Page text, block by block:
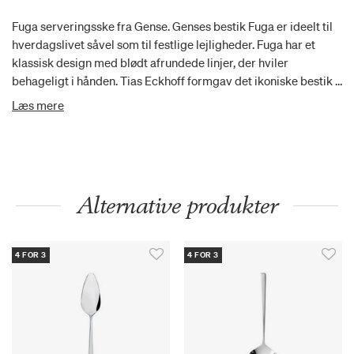
Fuga serveringsske fra Gense. Genses bestik Fuga er ideelt til
hverdagslivet såvel som til festlige lejligheder. Fuga har et
klassisk design med blødt afrundede linjer, der hviler
behageligt i hånden. Tias Eckhoff formgav det ikoniske bestik i
1962, der i sit design formidler klarhed og præcision, men med
Læs mere
Alternative produkter
4 FOR 3 4 FOR 3